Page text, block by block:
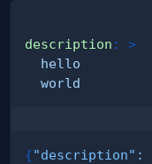
description :
>
  world
{"description" :